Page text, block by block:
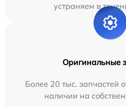
устраняем в
Оригинальные
Более 20 тыс. запчастей
наличии на